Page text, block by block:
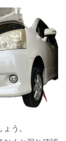
う。